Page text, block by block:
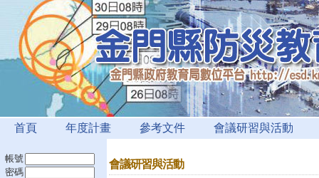
首頁 年度計畫 參考文件 會議研習與活動
帳號
密碼
會議研習與活動